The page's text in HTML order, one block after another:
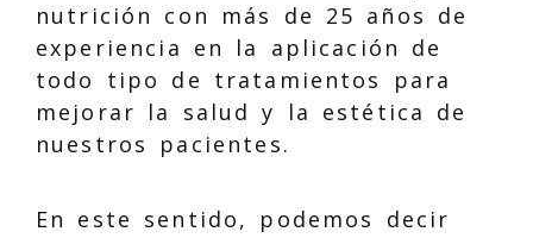
nutrición con más de 25 años de
experiencia en la aplicación de
todo tipo de tratamientos para
mejorar la salud y la estética de
nuestros pacientes.
En este sentido, podemos decir